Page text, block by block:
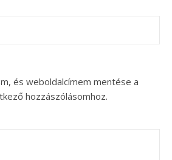
és weboldalcímem mentése a
hozzászólásomhoz.